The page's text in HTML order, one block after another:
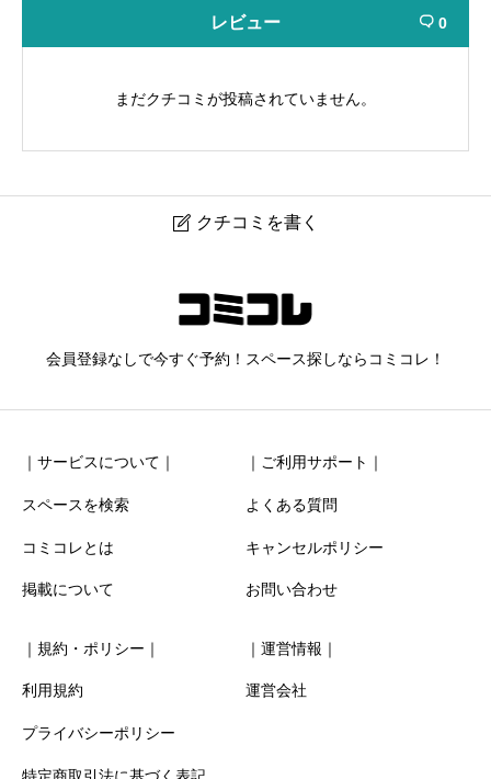
レビュー  0
まだクチコミが投稿されていません。
 クチコミを書く
ニックネーム 任意
清潔感
お得感
星の数をお選びください
会員登録なしで今すぐ予約！スペース探しならコミコレ！
｜サービスについて｜
スペースを検索
コミコレとは
掲載について
｜ご利用サポート｜
よくある質問
キャンセルポリシー
お問い合わせ
｜規約・ポリシー｜
利用規約
プライバシーポリシー
特定商取引法に基づく表記
｜運営情報｜
運営会社